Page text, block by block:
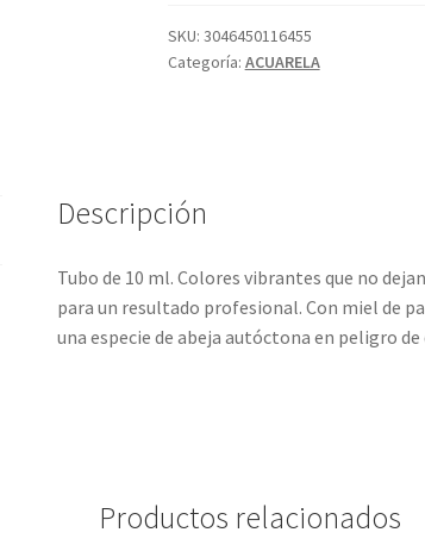
OSC
ACUA
SKU: 3046450116455
Categoría: ACUARELA
Descripción
Tubo de 10 ml. Colores vibrantes que no
para un resultado profesional. Con miel de
una especie de abeja autóctona en peligro
Productos relacionados